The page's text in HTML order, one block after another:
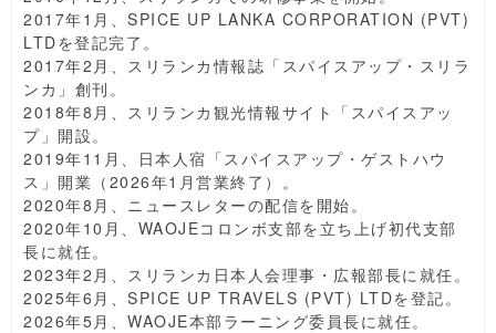
2017年1月、SPICE UP LANKA CORPORATION (PVT)
LTDを登記完了。
2017年2月、スリランカ情報誌「スパイスアップ・スリラ
ンカ」創刊。
2018年8月、スリランカ観光情報サイト「スパイスアッ
プ」開設。
2019年11月、日本人宿「スパイスアップ・ゲストハウ
ス」開業（2026年1月営業終了）。
2020年8月、ニュースレターの配信を開始。
2020年10月、WAOJEコロンボ支部を立ち上げ初代支部
長に就任。
2023年2月、スリランカ日本人会理事・広報部長に就任。
2025年6月、SPICE UP TRAVELS (PVT) LTDを登記。
2026年5月、WAOJE本部ラーニング委員長に就任。